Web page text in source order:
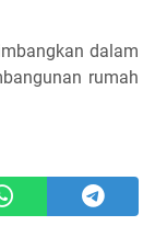
dalam
rumah